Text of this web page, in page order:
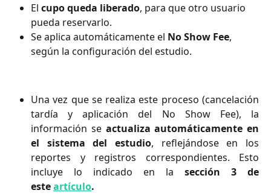
El cupo queda liberado, para que otro usuario
pueda reservarlo.
Se aplica automáticamente el No Show Fee,
según la configuración del estudio.
Una vez que se realiza este proceso (cancelación
tardía y aplicación del No Show Fee), la
información se actualiza automáticamente en
el sistema del estudio, reflejándose en los
reportes y registros correspondientes. Esto
incluye lo indicado en la sección 3 de
esteartículo.